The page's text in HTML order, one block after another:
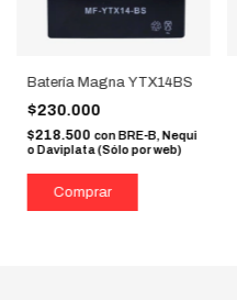
Batería Magna YTX14BS
$230.000
$218.500 con BRE-B, Nequi
o Daviplata (Sólo por web)